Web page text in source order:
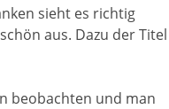
sieht es richtig
aus. Dazu der Titel
beobachten und man